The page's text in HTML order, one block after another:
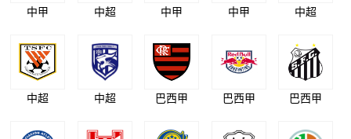
中甲 中超 中甲 中甲 中超
中超 中超 巴西甲 巴西甲 巴西甲